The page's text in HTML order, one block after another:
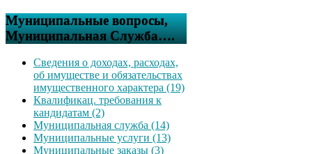
Муниципальные вопросы,
Муниципальная Служба….
Сведения о доходах, расходах,
об имуществе и обязательствах
имущественного характера (19)
Квалификац. требования к
кандидатам (2)
Муниципальная служба (14)
Муниципальные услуги (13)
Муниципальные заказы (3)